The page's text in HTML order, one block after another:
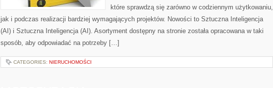
które sprawdzą się zarówno w codziennym użytkowaniu,
jak i podczas realizacji bardziej wymagających projektów. Nowości to Sztuczna Inteligencja
(AI) i Sztuczna Inteligencja (AI). Asortyment dostępny na stronie została opracowana w taki
sposób, aby odpowiadać na potrzeby […]
CATEGORIES: NIERUCHOMOŚCI